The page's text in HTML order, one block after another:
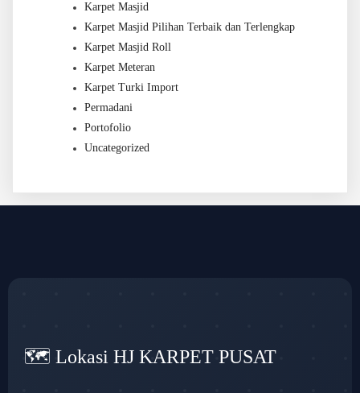
Karpet Masjid
Karpet Masjid Pilihan Terbaik dan Terlengkap
Karpet Masjid Roll
Karpet Meteran
Karpet Turki Import
Permadani
Portofolio
Uncategorized
🗺️ Lokasi HJ KARPET PUSAT